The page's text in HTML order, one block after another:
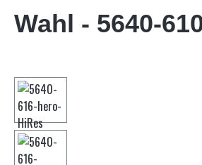
Wahl - 5640-
Ignorer la galerie d'images